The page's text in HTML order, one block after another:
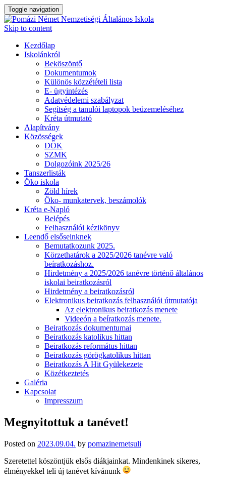
Toggle navigation
Skip to content
Kezdőlap
Iskolánkról
Beköszöntő
Dokumentumok
Különös közzétételi lista
E- ügyintézés
Adatvédelemi szabályzat
Segítség a tanulói laptopok beüzemeléséhez
Kréta útmutató
Alapítvány
Közösségek
DÖK
SZMK
Dolgozóink 2025/26
Tanszerlisták
Öko iskola
Zöld hírek
Öko- munkatervek, beszámolók
Kréta e-Napló
Belépés
Felhasználói kézikönyv
Leendő elsőseinknek
Bemutatkozunk 2025.
Körzethatárok a 2025/2026 tanévre való
beíratkozáshoz.
Hirdetmény a 2025/2026 tanévre történő általános
iskolai beiratkozásról
Hirdetmény a beiratkozásról
Elektronikus beiratkozás felhasználói útmutatója
Az elektronikus beiratkozás menete
Videeón a beíratkozás menete.
Beiratkozás dokumentumai
Beiratkozás katolikus hittan
Beiratkozás református hittan
Beiratkozás görögkatolikus hittan
Beiratkozás A Hit Gyülekezete
Közétkeztetés
Galéria
Kapcsolat
Impresszum
Megnyitottuk a tanévet!
Posted on 2023.09.04. by pomazinemetsuli
Szeretettel köszöntjük elsős diákjainkat. Mindenkinek sikeres,
élményekkel teli új tanévet kívánunk